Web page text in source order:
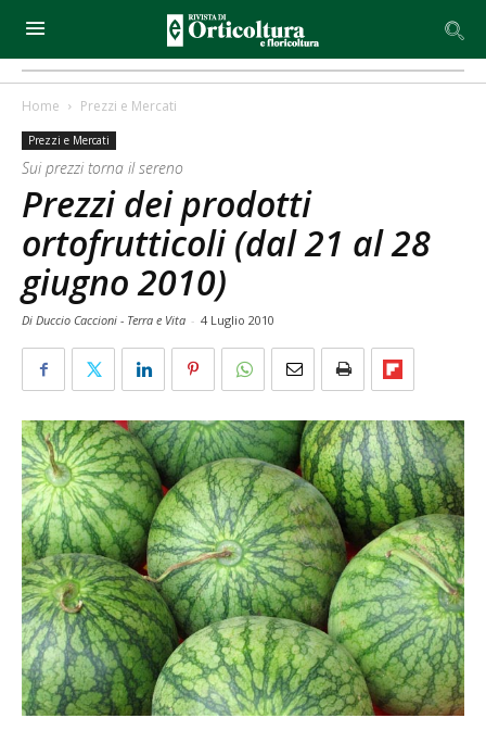
Home Prezzi e Mercati
Prezzi e Mercati
Sui prezzi torna il sereno
Prezzi dei prodotti
ortofrutticoli (dal 21 al 28
giugno 2010)
Di Duccio Caccioni - Terra e Vita - 4 Luglio 2010